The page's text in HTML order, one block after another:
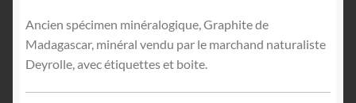
Ancien spécimen minéralogique, Graphite de
Madagascar, minéral vendu par le marchand naturaliste
Deyrolle, avec étiquettes et boite.